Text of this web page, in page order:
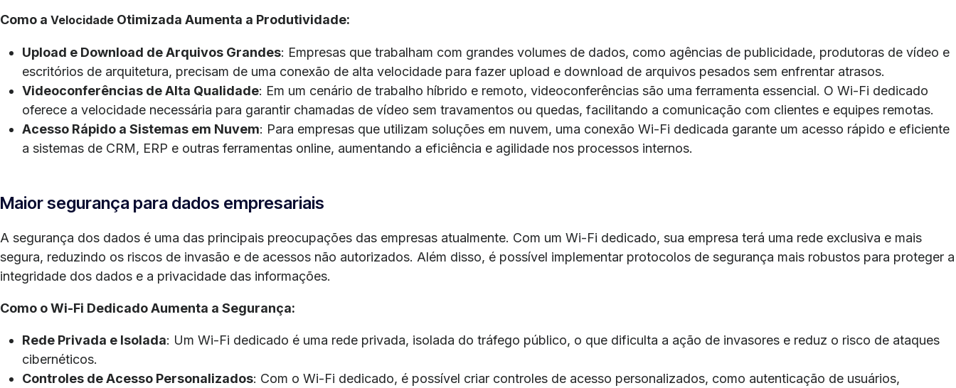
Como a Velocidade Otimizada Aumenta a Produtividade:
Upload e Download de Arquivos Grandes: Empresas que trabalham com grandes volumes de dados, como agências de publicidade, produtoras de vídeo e
escritórios de arquitetura, precisam de uma conexão de alta velocidade para fazer upload e download de arquivos pesados sem enfrentar atrasos.
Videoconferências de Alta Qualidade: Em um cenário de trabalho híbrido e remoto, videoconferências são uma ferramenta essencial. O Wi-Fi dedicado
oferece a velocidade necessária para garantir chamadas de vídeo sem travamentos ou quedas, facilitando a comunicação com clientes e equipes remotas.
Acesso Rápido a Sistemas em Nuvem: Para empresas que utilizam soluções em nuvem, uma conexão Wi-Fi dedicada garante um acesso rápido e eficiente
a sistemas de CRM, ERP e outras ferramentas online, aumentando a eficiência e agilidade nos processos internos.
Maior segurança para dados empresariais
A segurança dos dados é uma das principais preocupações das empresas atualmente. Com um Wi-Fi dedicado, sua empresa terá uma rede exclusiva e mais
segura, reduzindo os riscos de invasão e de acessos não autorizados. Além disso, é possível implementar protocolos de segurança mais robustos para proteger a
integridade dos dados e a privacidade das informações.
Como o Wi-Fi Dedicado Aumenta a Segurança:
Rede Privada e Isolada: Um Wi-Fi dedicado é uma rede privada, isolada do tráfego público, o que dificulta a ação de invasores e reduz o risco de ataques
cibernéticos.
Controles de Acesso Personalizados: Com o Wi-Fi dedicado, é possível criar controles de acesso personalizados, como autenticação de usuários,